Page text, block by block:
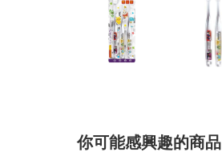
你可能感興趣的商品